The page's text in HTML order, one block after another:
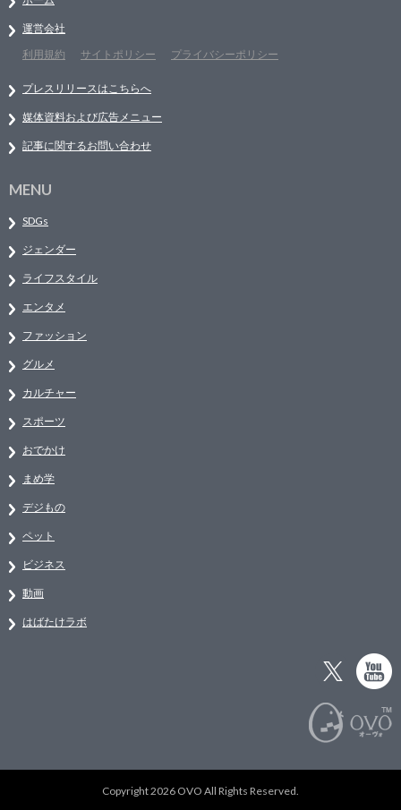
運営会社
利用規約
サイトポリシー プライバシーポリシー
プレスリリースはこちらへ
媒体資料および広告メニュー
記事に関するお問い合わせ
MENU
SDGs
ジェンダー
ライフスタイル
エンタメ
ファッション
グルメ
カルチャー
スポーツ
おでかけ
まめ学
デジもの
ペット
ビジネス
動画
はばたけラボ
Copyright 2026 OVO All Rights Reserved.